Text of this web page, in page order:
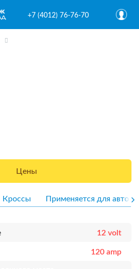
+7 (4012) 76-76-70
Цены
Кроссы Применяется для авто
12 volt
120 amp